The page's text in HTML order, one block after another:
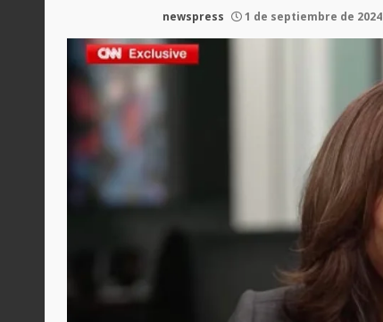
newspress 1 de septiembre de 2024